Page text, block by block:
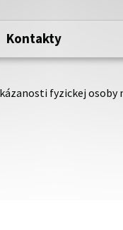
stránku.
domény
Kontakty
fyzickej